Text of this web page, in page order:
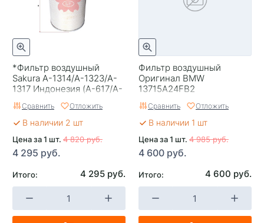
*Фильтр воздушный
Sakura A-1314/A-1323/A-
1317 Индонезия (A-617/A-
620 Vic)
Сравнить Отложить
В наличии 2 шт
Цена за 1 шт. 4 820 руб.
4 295 руб.
Итого: 4 295 руб.
Фильтр воздушный
Оригинал BMW
13715A24FB2
Сравнить Отложить
В наличии 1 шт
Цена за 1 шт. 4 985 руб.
4 600 руб.
Итого: 4 600 руб.